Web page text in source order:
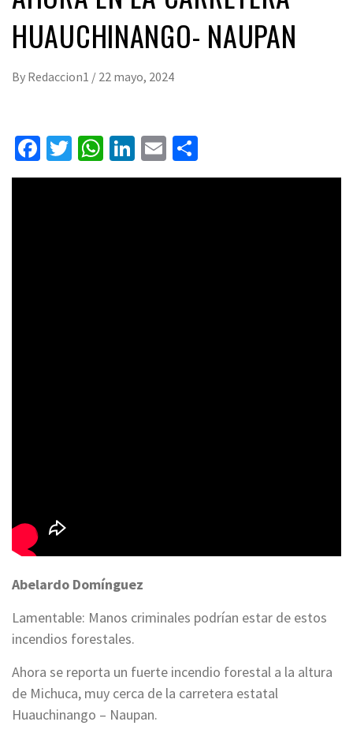
HUAUCHINANGO- NAUPAN
By Redaccion1 / 22 mayo, 2024
Facebook
Twitter
WhatsApp
LinkedIn
Email
Abelardo Domínguez
Lamentable: Manos criminales podrían estar de estos
incendios forestales.
Ahora se reporta un fuerte incendio forestal a la altura
de Michuca, muy cerca de la carretera estatal
Huauchinango – Naupan.